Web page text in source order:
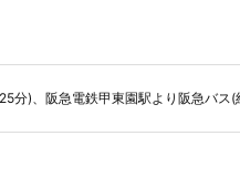
分)、阪急電鉄甲東園駅より阪急バス